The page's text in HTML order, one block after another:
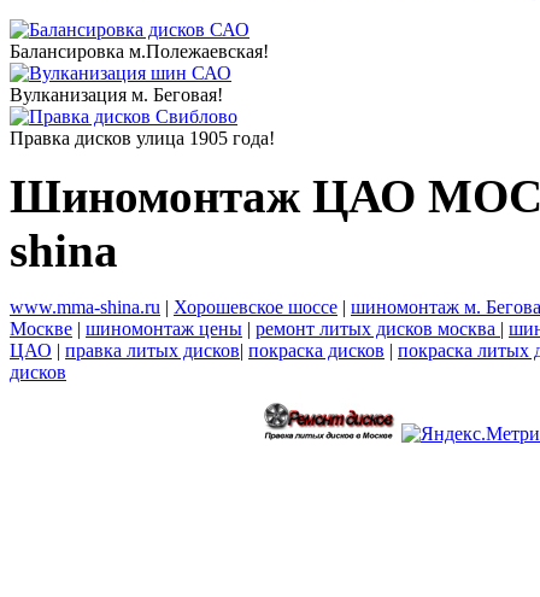
Балансировка м.Полежаевская!
Вулканизация м. Беговая!
Правка дисков улица 1905 года!
Шиномонтаж ЦАО
shina
www.mma-shina.ru | Хорошевское шоссе | шиномонтаж м.
Москве | шиномонтаж цены | ремонт литых дисков москва |
ЦАО | правка литых дисков| покраска дисков | покраска литых
дисков